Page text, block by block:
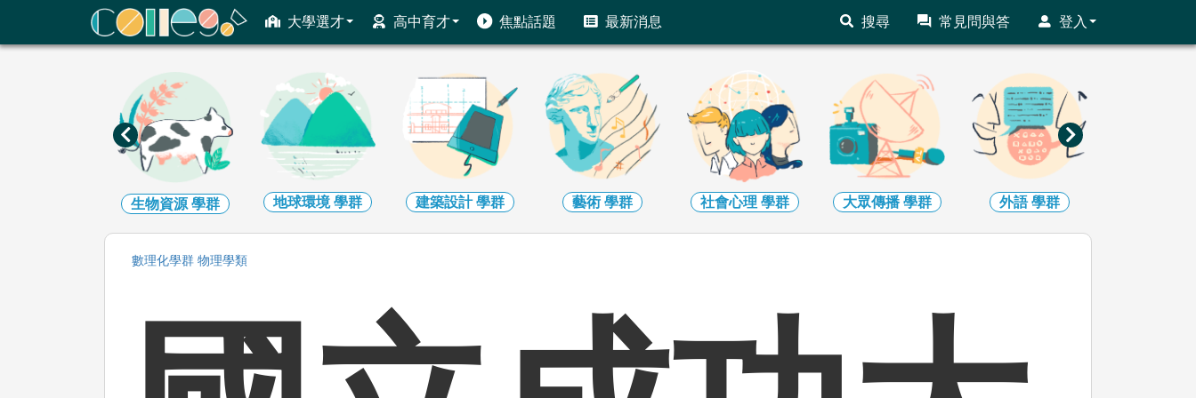
大學選才 高中育才 焦點話題 最新消息 搜尋 常見問與答 登入
ColleGo! 大學選才與高中育才輔助系統
地球環境 學群 建築設計學群 藝術學群 社會心理學群 大眾傳播 學群 外語學群 文史哲學群
數理化學群 物理學類